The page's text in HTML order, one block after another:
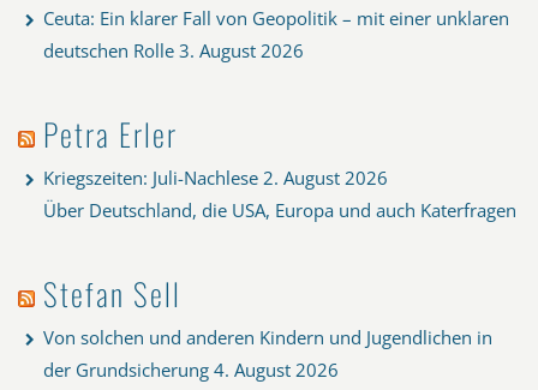
Ceuta: Ein klarer Fall von Geopolitik – mit einer unklaren
deutschen Rolle 3. August 2026
Petra Erler
Kriegszeiten: Juli-Nachlese 2. August 2026
Über Deutschland, die USA, Europa und auch Katerfragen
Stefan Sell
Von solchen und anderen Kindern und Jugendlichen in
der Grundsicherung 4. August 2026